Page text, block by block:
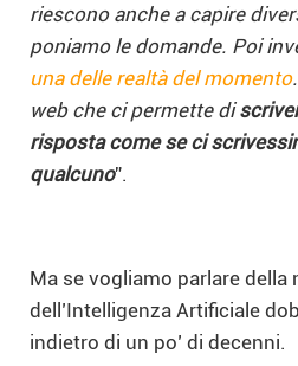
riescono anche a capire
poniamo le domande. Poi
una delle realtà del momento
web che ci permette di
risposta come se ci
qualcuno”.
Ma se vogliamo parlare della
dell’Intelligenza Artificiale
indietro di un po’ di decenni.